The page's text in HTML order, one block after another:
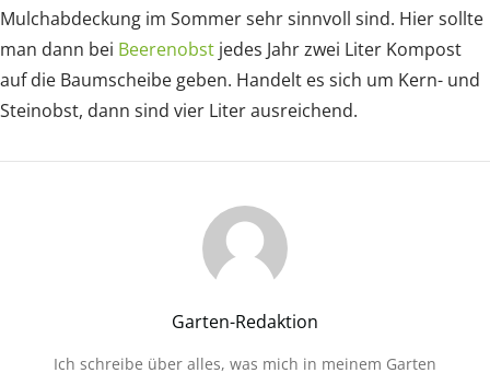
Mulchabdeckung im Sommer sehr sinnvoll sind. Hier sollte
man dann bei Beerenobst jedes Jahr zwei Liter Kompost
auf die Baumscheibe geben. Handelt es sich um Kern- und
Steinobst, dann sind vier Liter ausreichend.
Garten-Redaktion
Ich schreibe über alles, was mich in meinem Garten